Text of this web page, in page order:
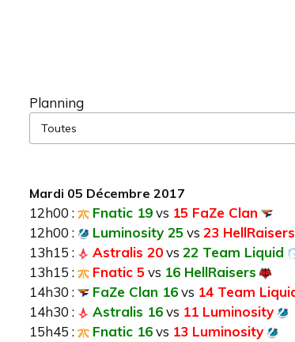
Planning
Mardi 05 Décembre 2017
12h00 : Fnatic 19vs 15 FaZe Clan
12h00 :
Luminosity 25 vs 23 HellRaisers
13h15 :
Astralis 20vs 22 Team Liquid
13h15 :
Fnatic 5 vs 16 HellRaisers
14h30 :
FaZe Clan 16vs 14 Team
14h30 :
Astralis 16vs 11 Luminosity
15h45 :
Fnatic 16vs 13 Luminosity